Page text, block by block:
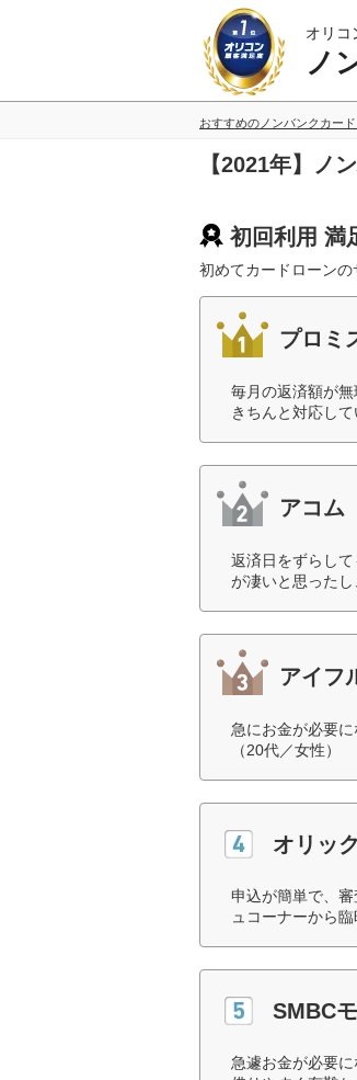
オリコ
ノ
おすすめのノンバンクカー
【2021年】ノ
初回利用 満
初めてカードローンの
プロミ
毎月の返済額が
きちんと対応し
アコム
返済日をずらし
が凄いと思った
アイフ
急にお金が必要
（20代／女性）
オリッ
申込が簡単で、
ュコーナーから
SMBC
急遽お金が必要